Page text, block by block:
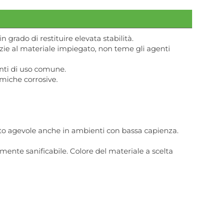
grado di restituire elevata stabilità.
al materiale impiegato, non teme gli agenti
di uso comune.
corrosive.
agevole anche in ambienti con bassa capienza.
sanificabile. Colore del materiale a scelta